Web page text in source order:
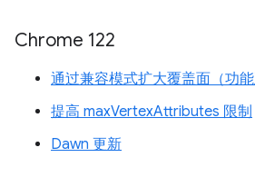
Chrome 122
通过兼容模式扩大覆盖面（功能
提高 maxVertexAttributes 限制
Dawn 更新